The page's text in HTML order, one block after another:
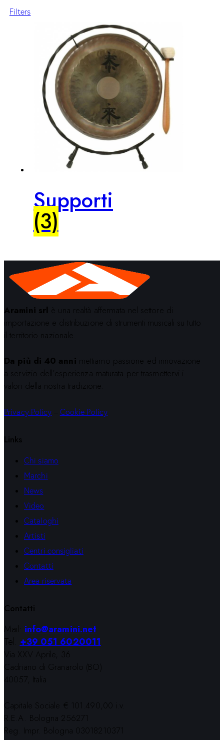
Filters
Supporti
(3)
Aramini srl è una realtà affermata nel settore di
importazione e distribuzione di strumenti musicali su tutto
il territorio nazionale.
Da più di 40 anni mettiamo passione ed innovazione
a servizio dell’esperienza maturata per trasmettervi i
valori della nostra tradizione.
Privacy Policy Cookie Policy
Links
Chi siamo
Marchi
News
Video
Cataloghi
Artisti
Centri consigliati
Contatti
Area riservata
Contatti
Mail:info@aramini.net
Tel:+39 051 6020011
Via XXV Aprile, 36
Cadriano di Granarolo (BO)
40057, Italia
Capitale Sociale € 101.490,00 i.v.
R.E.A. Bologna 256271
Reg. Impr. Bologna 03018210371